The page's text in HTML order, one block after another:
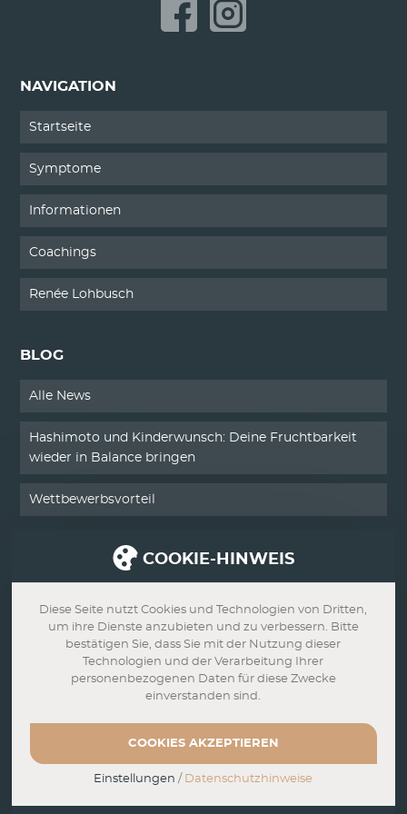
Erkrankung Magen-Darm-
NAVIGATION
Startseite
Symptome
Informationen
Coachings
Renée Lohbusch
BLOG
Alle News
Hashimoto und Kinderwunsch: Deine Fruchtbarkeit
wieder in Balance bringen
Wettbewerbsvorteil
Impressum
Datenschutz
AGB
COOKIE-HINWEIS
Diese Seite nutzt Cookies und Technologien von Dritten,
um ihre Dienste anzubieten und zu verbessern. Bitte
bestätigen Sie, dass Sie mit der Nutzung dieser
Technologien und der Verarbeitung Ihrer
personenbezogenen Daten für diese Zwecke
einverstanden sind.
COOKIES AKZEPTIEREN
Einstellungen / Datenschutzhinweise